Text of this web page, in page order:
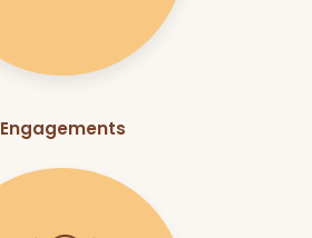
Engagements